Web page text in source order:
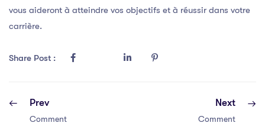
vous aideront à atteindre vos objectifs et à réussir dans votre
carrière.
Share Post :
Prev
Comment
Next
Comment